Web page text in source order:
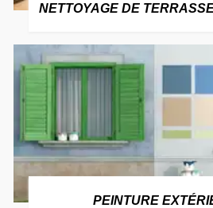
NETTOYAGE DE
PEINTURE